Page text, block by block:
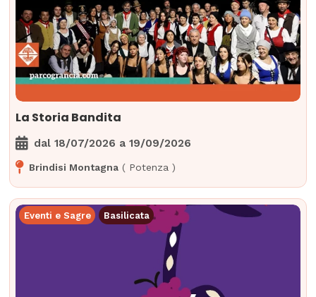
La Storia Bandita
dal18/07/2026 a 19/09/2026
Brindisi Montagna ( Potenza )
Eventi e Sagre Basilicata